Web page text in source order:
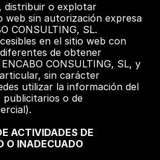
distribuir o explotar
web sin autorización expresa
CONSULTING, SL.
en el sitio web con
de obtener
CONSULTING, SL, y
sin carácter
utilizar la información del
o de
ACTIVIDADES DE
O INADECUADO